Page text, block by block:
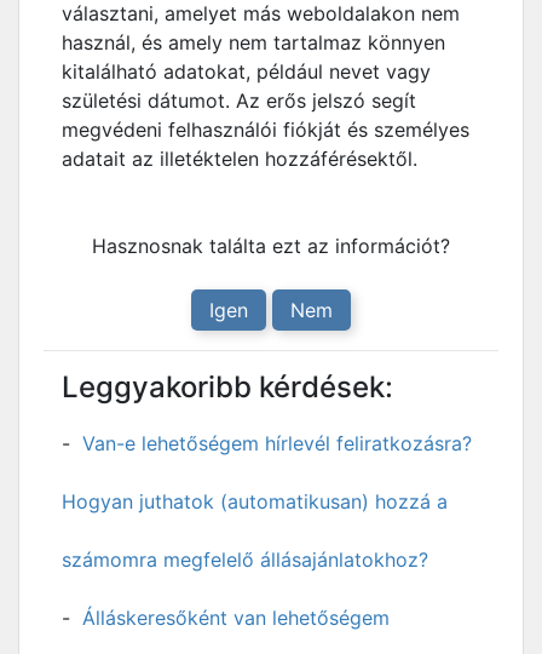
választani, amelyet más weboldalakon nem
használ, és amely nem tartalmaz könnyen
kitalálható adatokat, például nevet vagy
születési dátumot. Az erős jelszó segít
megvédeni felhasználói fiókját és személyes
adatait az illetéktelen hozzáférésektől.
Hasznosnak találta ezt az információt?
Igen Nem
Leggyakoribb kérdések:
Van-e lehetőségem hírlevél feliratkozásra?
Hogyan juthatok (automatikusan) hozzá a
számomra megfelelő állásajánlatokhoz?
Álláskeresőként van lehetőségem